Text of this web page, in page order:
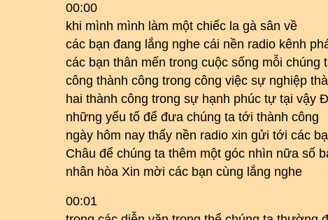
00:00
khi mình mình làm một chiếc la gà sân về
các bạn đang lắng nghe cái nền radio kênh
các bạn thân mến trong cuộc sống mỗi
công thành công trong công việc sự nghiệp
hai thành công trong sự hạnh phúc tự tại vậy
những yếu tố để đưa chúng ta tới thành công
ngày hôm nay thấy nền radio xin gửi tới các
Châu để chúng ta thêm một góc nhìn nữa số
nhân hòa Xin mời các bạn cùng lắng nghe
00:01